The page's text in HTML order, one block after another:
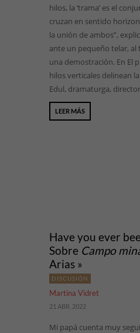
hilos, la ‘trama’ es el
cruzan en sentido
la unión de ambos”,
ante un pequeño telar, al
una demostración. En El
hilos verticales delinean
Edul, dramaturga,
LEER MÁS
Have you ever
Sobre Campo
Arias »
DISCUSIÓN
Martina Vidret
21 ABR, 2022
Mi papá cuenta muy